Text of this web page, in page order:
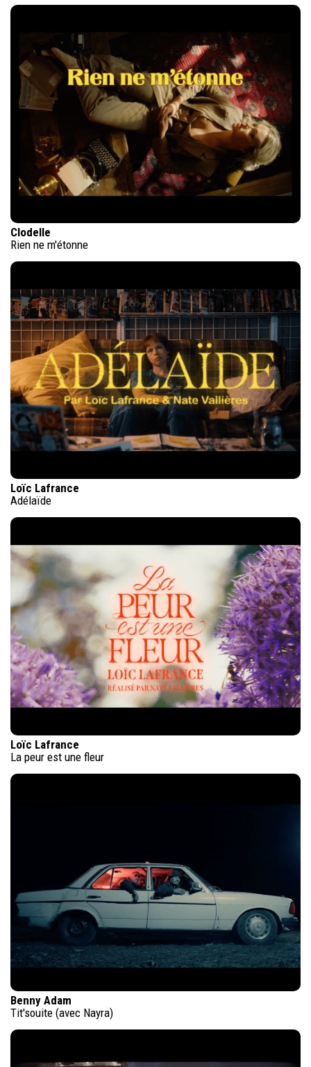
Clodelle
Rien ne m'étonne
Loïc Lafrance
Adélaïde
Loïc Lafrance
La peur est une fleur
Benny Adam
Tit'souite (avec Nayra)